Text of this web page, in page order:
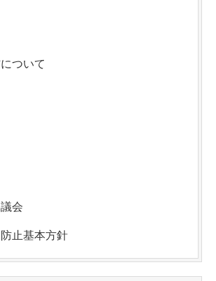
ついて
会
止基本方針